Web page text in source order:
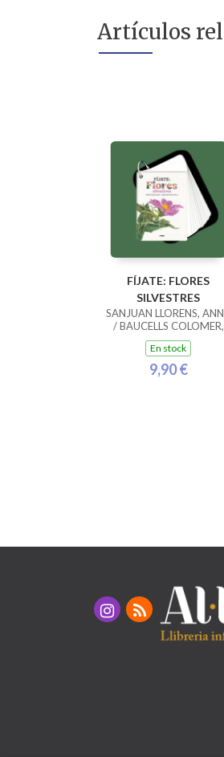
Artículos
FÍJATE: FLORES
SILVESTRES
SANJUAN LLORENS,
/ BAUCELLS COLOMER,
RAMON
En stock
9,90 €